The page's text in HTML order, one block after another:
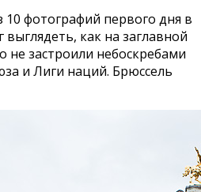
фотографий первого дня в
как на заглавной
не застроили небоскребами
и Лиги наций. Брюссель